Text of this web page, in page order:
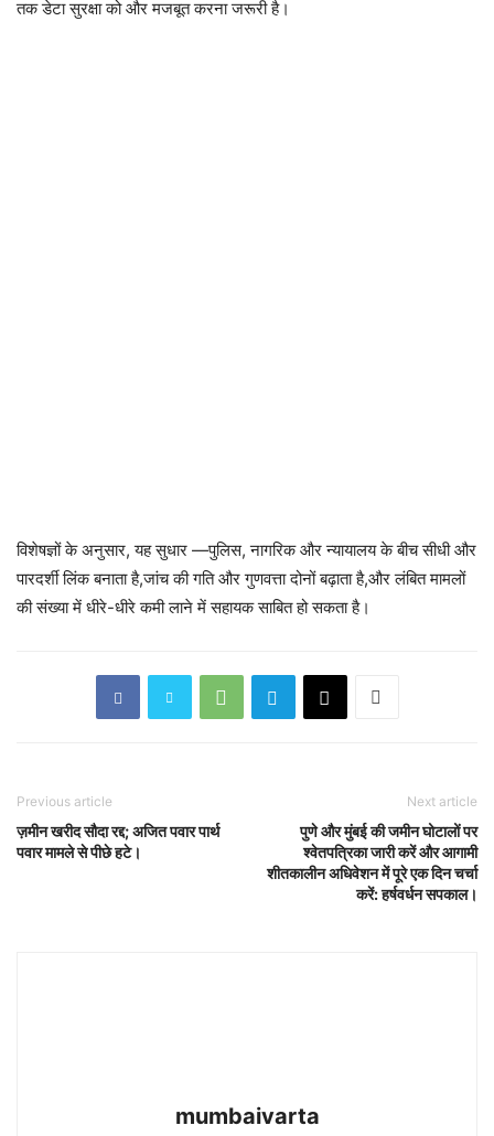
तक डेटा सुरक्षा को और मजबूत करना जरूरी है।
विशेषज्ञों के अनुसार, यह सुधार —पुलिस, नागरिक और न्यायालय के बीच सीधी और
पारदर्शी लिंक बनाता है,जांच की गति और गुणवत्ता दोनों बढ़ाता है,और लंबित मामलों
की संख्या में धीरे-धीरे कमी लाने में सहायक साबित हो सकता है।
Previous article
ज़मीन खरीद सौदा रद्द; अजित पवार पार्थ
पवार मामले से पीछे हटे।
Next article
पुणे और मुंबई की जमीन घोटालों पर
श्वेतपत्रिका जारी करें और आगामी
शीतकालीन अधिवेशन में पूरे एक दिन चर्चा
करें: हर्षवर्धन सपकाल।
mumbaivarta